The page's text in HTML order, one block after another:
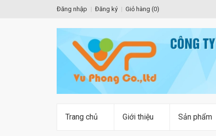
Đăng nhập Đăng ký Giỏ hàng (0)
Trang chủ Giới thiệu Sản phẩm